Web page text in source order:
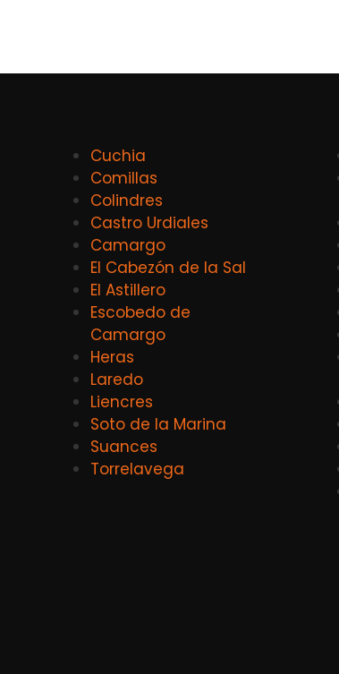
Cuchia
Comillas
Colindres
Castro Urdiales
Camargo
El Cabezón de la Sal
El Astillero
Escobedo de
Camargo
Heras
Laredo
Liencres
Soto de la Marina
Suances
Torrelavega